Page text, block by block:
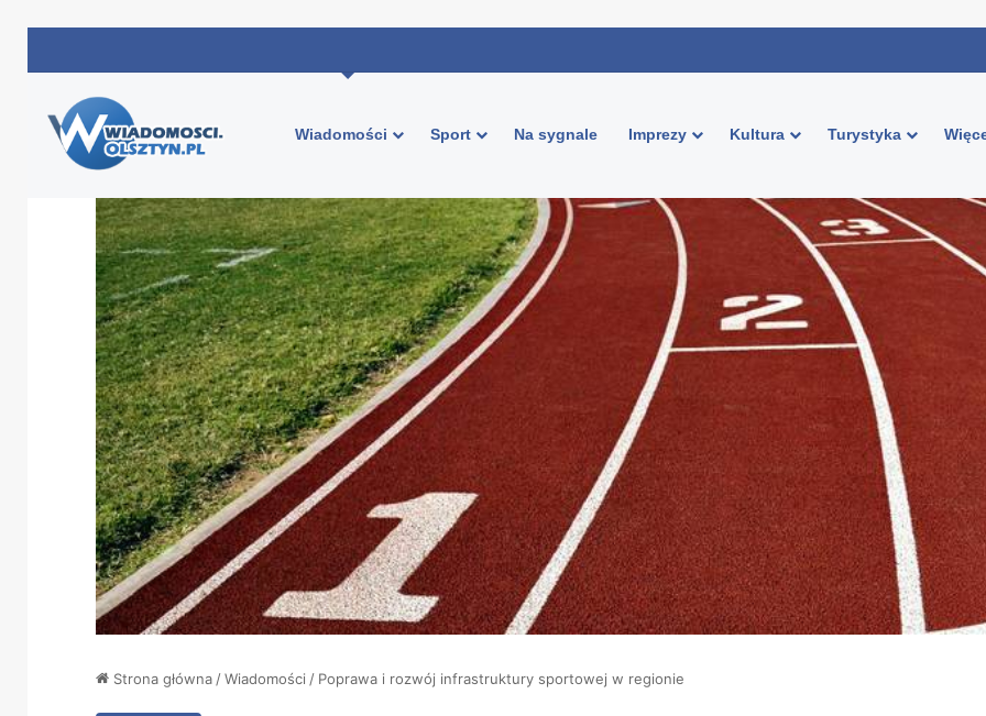
Wiadomości Sport Na sygnale Imprezy Kultura Turystyka
Strona główna /Wiadomości / Poprawa i rozwój infrastruktury sportowej w regionie